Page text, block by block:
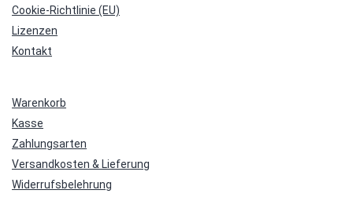
Cookie-Richtlinie (EU)
Lizenzen
Kontakt
Warenkorb
Kasse
Zahlungsarten
Versandkosten & Lieferung
Widerrufsbelehrung